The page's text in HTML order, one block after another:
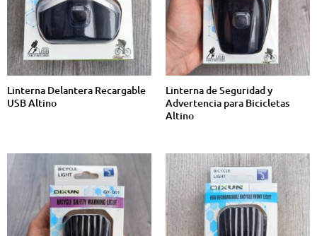
Linterna Delantera Recargable
USB Altino
Linterna de Seguridad y
Advertencia para Bicicletas
Altino